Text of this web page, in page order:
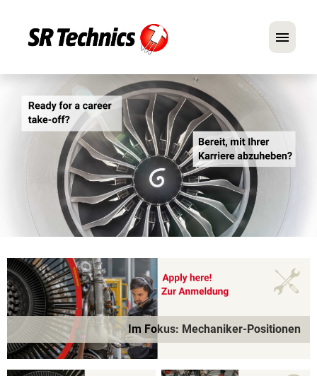
Englisch
Im Fokus: Mechaniker-Positionen
FAQ
Bewerbungstipps
Im Fokus: Mechaniker-Positionen